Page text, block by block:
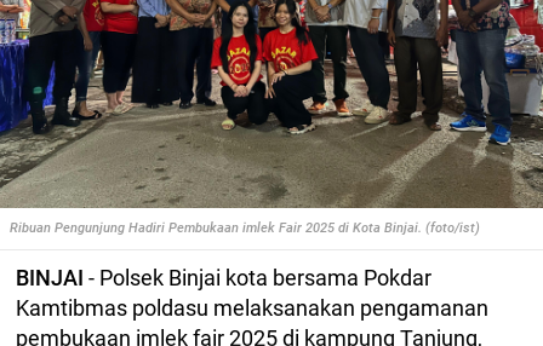
Ribuan Pengunjung Hadiri Pembukaan imlek Fair 2025 di Kota Binjai. (foto/ist)
BINJAI - Polsek Binjai kota bersama Pokdar
Kamtibmas poldasu melaksanakan pengamanan
pembukaan imlek fair 2025 di kampung Tanjung,